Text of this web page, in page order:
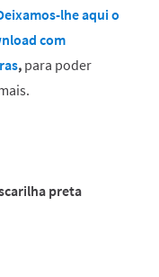
lhe aqui o
com
, para poder
preta